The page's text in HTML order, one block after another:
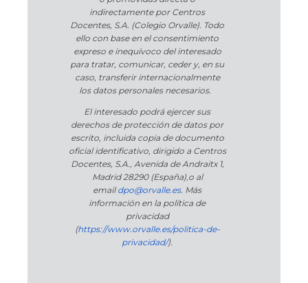
indirectamente por Centros
Docentes, S.A. (Colegio Orvalle). Todo
ello con base en el consentimiento
expreso e inequívoco del interesado
para tratar, comunicar, ceder y, en su
caso, transferir internacionalmente
los datos personales necesarios.
El interesado podrá ejercer sus
derechos de protección de datos por
escrito, incluida copia de documento
oficial identificativo, dirigido a Centros
Docentes, S.A., Avenida de Andraitx 1,
Madrid 28290 (España),o al
emaildpo@orvalle.es. Más
información en la política de
privacidad
(https://www.orvalle.es/politica-de-
privacidad/).